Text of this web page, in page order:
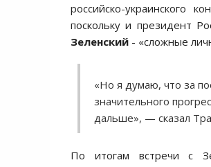
российско-украинского
поскольку и президент
Зеленский - «сложные
«Но я думаю, что за
значительного
дальше», — сказал
По итогам встречи с